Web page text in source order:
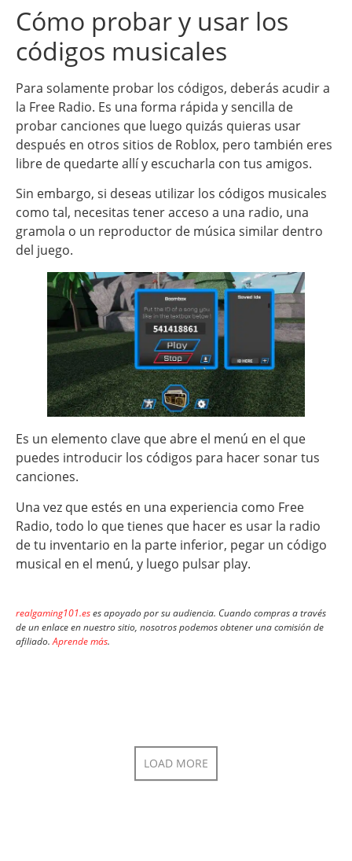
Cómo probar y usar los
códigos musicales
Para solamente probar los códigos, deberás acudir a
la Free Radio. Es una forma rápida y sencilla de
probar canciones que luego quizás quieras usar
después en otros sitios de Roblox, pero también eres
libre de quedarte allí y escucharla con tus amigos.
Sin embargo, si deseas utilizar los códigos musicales
como tal, necesitas tener acceso a una radio, una
gramola o un reproductor de música similar dentro
del juego.
Es un elemento clave que abre el menú en el que
puedes introducir los códigos para hacer sonar tus
canciones.
Una vez que estés en una experiencia como Free
Radio, todo lo que tienes que hacer es usar la radio
de tu inventario en la parte inferior, pegar un código
musical en el menú, y luego pulsar play.
realgaming101.eses apoyado por su audiencia. Cuando compras a través
de un enlace en nuestro sitio, nosotros podemos obtener una comisión de
afiliado.Aprende más.
LOAD MORE